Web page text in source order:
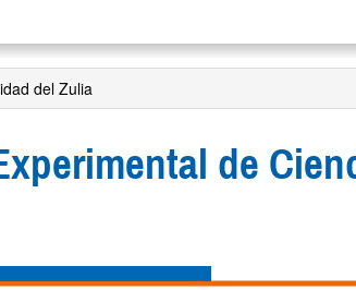
del Zulia
de